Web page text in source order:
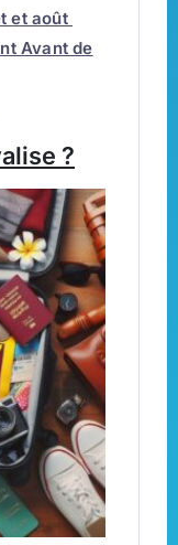
et août
Avant de
?